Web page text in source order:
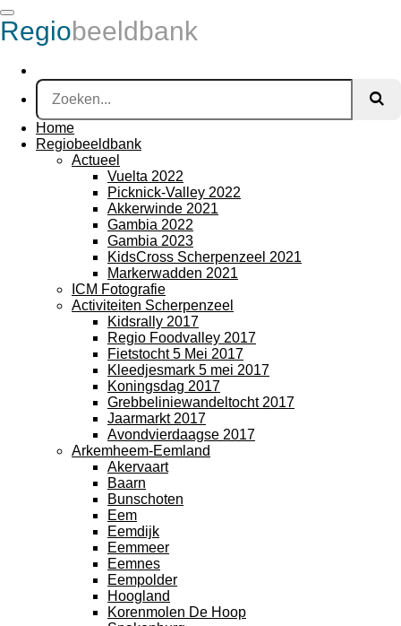
Ga
direct
naar
hoofdinhoud
Regiobeeldbank
Home
Regiobeeldbank
Actueel
Vuelta 2022
Picknick-Valley 2022
Akkerwinde 2021
Gambia 2022
Gambia 2023
KidsCross Scherpenzeel 2021
Markerwadden 2021
ICM Fotografie
Activiteiten Scherpenzeel
Kidsrally 2017
Regio Foodvalley 2017
Fietstocht 5 Mei 2017
Kleedjesmark 5 mei 2017
Koningsdag 2017
Grebbeliniewandeltocht 2017
Jaarmarkt 2017
Avondvierdaagse 2017
Arkemheem-Eemland
Akervaart
Baarn
Bunschoten
Eem
Eemdijk
Eemmeer
Eemnes
Eempolder
Hoogland
Korenmolen De Hoop